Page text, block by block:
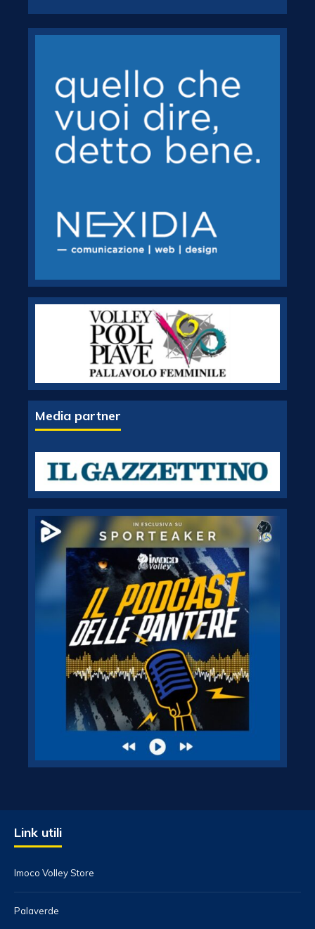
Media partner
Link utili
Imoco Volley Store
Palaverde